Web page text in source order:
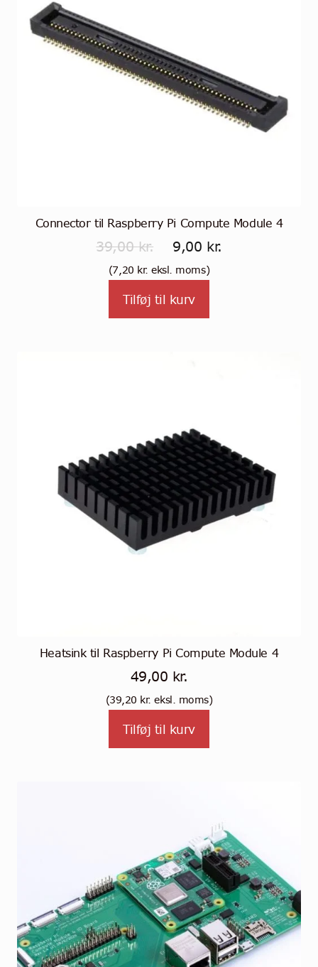
Connector til Raspberry Pi Compute Module 4
39,00kr.
Den
oprindelige
pris
9,00 kr.
(7,20 kr. eksl. moms)
Tilføj til kurv
Heatsink til Raspberry Pi Compute Module 4
49,00 kr.
(39,20 kr. eksl. moms)
Tilføj til kurv